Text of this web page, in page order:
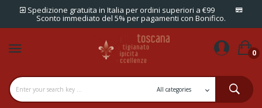
Spedizione gratuita in Italia per ordini superiori a €99
Sconto immediato del 5% per pagamenti con Bonifico.
0